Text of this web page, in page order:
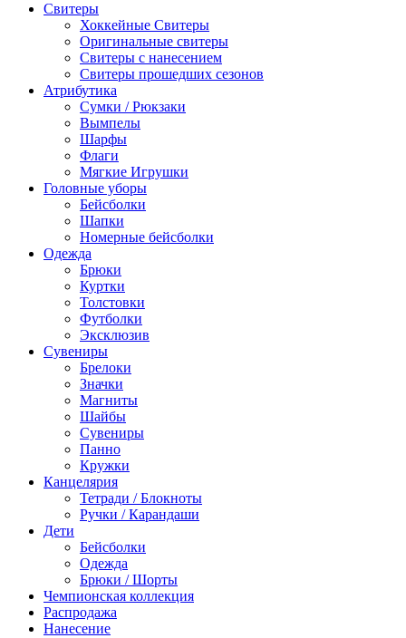
Свитеры
Хоккейные Свитеры
Оригинальные свитеры
Свитеры с нанесением
Свитеры прошедших сезонов
Атрибутика
Сумки / Рюкзаки
Вымпелы
Шарфы
Флаги
Мягкие Игрушки
Головные уборы
Бейсболки
Шапки
Номерные бейсболки
Одежда
Брюки
Куртки
Толстовки
Футболки
Эксклюзив
Сувениры
Брелоки
Значки
Магниты
Шайбы
Сувениры
Панно
Кружки
Канцелярия
Тетради / Блокноты
Ручки / Карандаши
Дети
Бейсболки
Одежда
Брюки / Шорты
Чемпионская коллекция
Распродажа
Нанесение